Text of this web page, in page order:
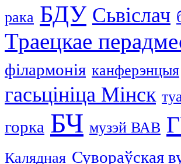
рака БДУ Сьвіслач
Траецкае
філармонія канферэнцыя
гасьцініца Мінск
горка БЧ музэй ВАВ
Калядная Сувораўская